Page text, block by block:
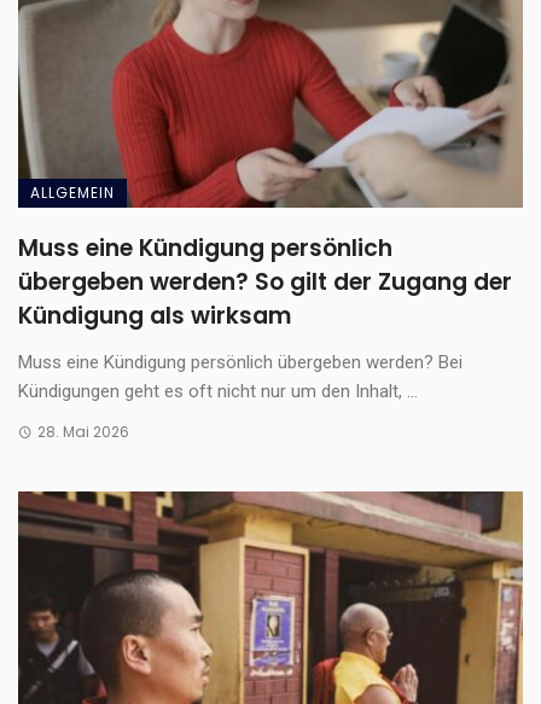
ALLGEMEIN
Muss eine Kündigung persönlich
übergeben werden? So gilt der Zugang der
Kündigung als wirksam
Muss eine Kündigung persönlich übergeben werden? Bei
Kündigungen geht es oft nicht nur um den Inhalt, ...
28. Mai 2026